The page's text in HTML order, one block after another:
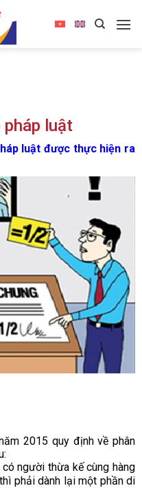
luật
luật được thực hiện ra
2015 quy định về phân
có người thừa kế cùng hàng
phải dành lại một phần di